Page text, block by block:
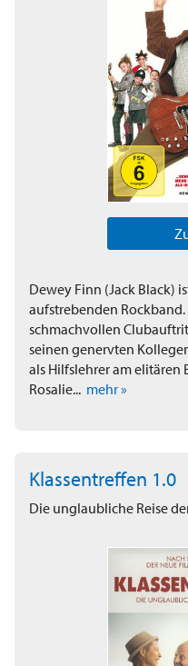
Dewey Finn (Jack Black)
aufstrebenden
schmachvollen
seinen genervten
als Hilfslehrer am
Rosalie... mehr »
Klassentreffen 1.0
Die unglaubliche Reise